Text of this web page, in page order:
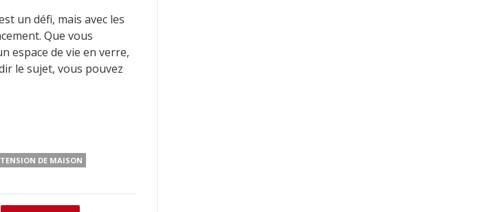
un défi, mais avec les
Que vous
espace de vie en verre,
le sujet, vous pouvez
DE MAISON